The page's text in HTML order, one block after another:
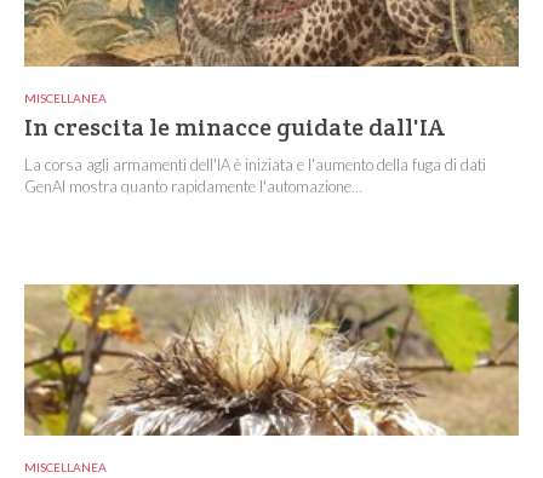
MISCELLANEA
In crescita le minacce guidate dall'IA
La corsa agli armamenti dell'IA è iniziata e l'aumento della fuga di dati
GenAI mostra quanto rapidamente l'automazione...
MISCELLANEA